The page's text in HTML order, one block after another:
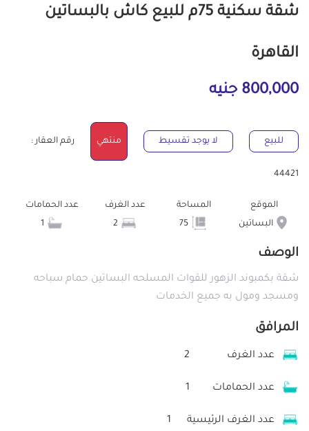
شقة سكنية 75م للبيع كاش بالبساتين
القاهرة
800,000 جنيه
للبيع لا يوجد تقسيط منتهي رقم العقار :
44421
الموقع
البساتين
المساحة
عدد الغرف
عدد الحمامات
الوصف
شقة بكمبوند الزهور للقوات المسلحه البساتين حمام سباحه
ومسجد ومول به جميع الخدمات
المرافق
عدد الغرف 2
عدد الحمامات 1
عدد الغرف الرئيسية 1